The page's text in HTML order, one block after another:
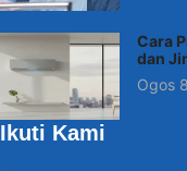
Cara
dan
Ogos
Ikuti Kami